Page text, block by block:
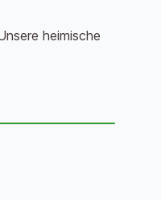
heimische